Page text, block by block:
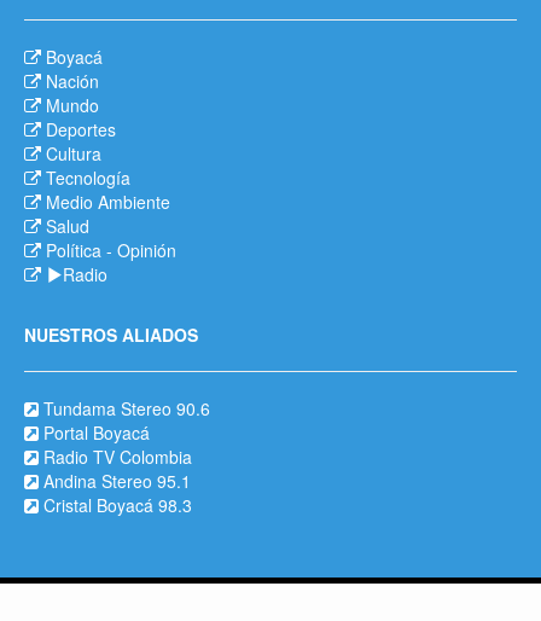
Boyacá
Nación
Mundo
Deportes
Cultura
Tecnología
Medio Ambiente
Salud
Política - Opinión
Radio
NUESTROS ALIADOS
Tundama Stereo 90.6
Portal Boyacá
Radio TV Colombia
Andina Stereo 95.1
Cristal Boyacá 98.3